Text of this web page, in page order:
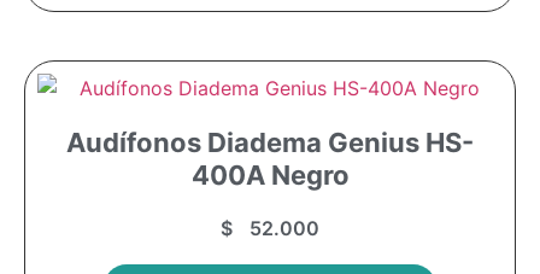
Audífonos Diadema Genius HS-
400A Negro
$ 52.000